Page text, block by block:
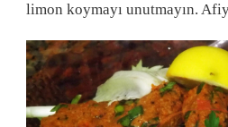
limon koymayı unutmayın.